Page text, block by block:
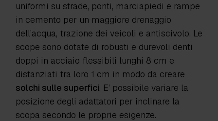
uniformi su strade, ponti, marciapiedi e rampe
in cemento per un maggiore drenaggio
dell’acqua, trazione dei veicoli e antiscivolo. Le
scope sono dotate di robusti e durevoli denti
doppi in acciaio flessibili lunghi 8 cm e
distanziati tra loro 1 cm in modo da creare
solchi sulle superfici. E’ possibile variare la
posizione degli adattatori per inclinare la
scopa secondo le proprie esigenze.